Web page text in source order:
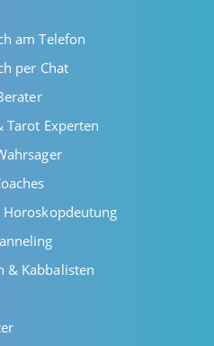
am Telefon
per Chat
Tarot Experten
& Kabbalisten